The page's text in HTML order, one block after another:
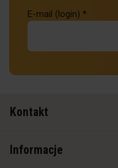
E-mail (login) *
Kontakt
Informacje